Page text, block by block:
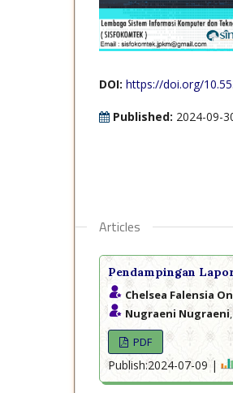
DOI: https://doi.org/
Published: 2024-09-
Articles
Pendampingan
Chelsea Falensia
Nugraeni Nugraeni
PDF
Publish:2024-07-09 |